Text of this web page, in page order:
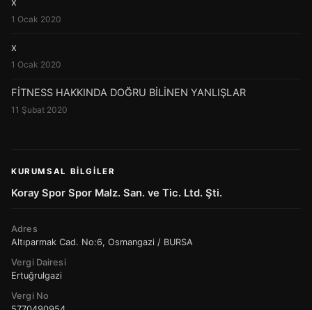
1 Ocak 2020
x
1 Ocak 2020
FİTNESS HAKKINDA DOĞRU BİLİNEN YANLIŞLAR
11 Şubat 2020
KURUMSAL BILGILER
Koray Spor Spor Malz. San. ve Tic. Ltd. Şti.
Adres
Altıparmak Cad. No:6, Osmangazi / BURSA
Vergi Dairesi
Ertuğrulgazi
Vergi No